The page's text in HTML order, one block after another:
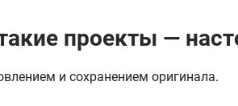
проекты —
и сохранением оригинала.